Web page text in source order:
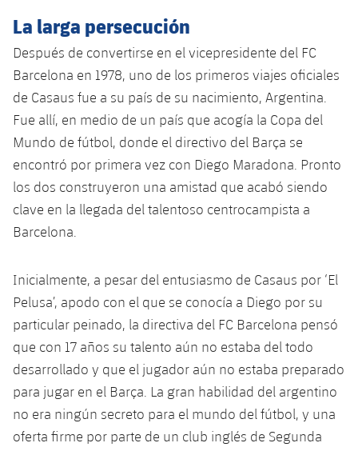
Servicios Médicos
Accesibilidad
Acreditaciones
Instalaciones
SUB8 B
Fotos
Historia
Palmarés
Fotos
Infantil A
Infantil B
Entradas
Clasificaciones
Jugadors
Fotos
Historia
Calendario
Resultados
Clasificaciones
plusicon
más
Actualidad
Juvenil
Cadete
Infantil
Alevín
Campus Verano
PLUSICON
MÁS
Primer equipo
plusicon
más
Actualidad
Resultados
Clasificaciones
Jugadores
Fotos
Barça Atlètic
plusicon
más
Actualidad
Resultados
Jugadores
Clasificaciones
Base
plusicon
más
Actualidad
Barça C
Junior
Juvenil
Infantil
Campus Verano
PLUSICON
MÁS
Información general
plusicon
más
Noticias
Atletismo
plusicon
más
Actualidad
Baloncesto en silla de ruedas
La larga persecución
Después de convertirse en el vicepresidente del FC
Barcelona en 1978, uno de los primeros viajes oficiales
de Casaus fue a su país de su nacimiento, Argentina.
Fue allí, en medio de un país que acogía la Copa del
Mundo de fútbol, donde el directivo del Barça se
encontró por primera vez con Diego Maradona. Pronto
los dos construyeron una amistad que acabó siendo
clave en la llegada del talentoso centrocampista a
Barcelona.
Inicialmente, a pesar del entusiasmo de Casaus por ‘El
Pelusa’, apodo con el que se conocía a Diego por su
particular peinado, la directiva del FC Barcelona pensó
que con 17 años su talento aún no estaba del todo
desarrollado y que el jugador aún no estaba preparado
para jugar en el Barça. La gran habilidad del argentino
no era ningún secreto para el mundo del fútbol, y una
oferta firme por parte de un club inglés de Segunda